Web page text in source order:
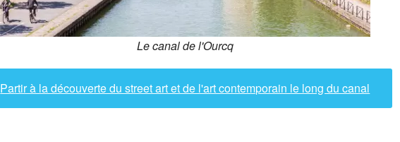
Le canal de l'Ourcq
Partir à la découverte du street art et de l'art contemporain le long du canal